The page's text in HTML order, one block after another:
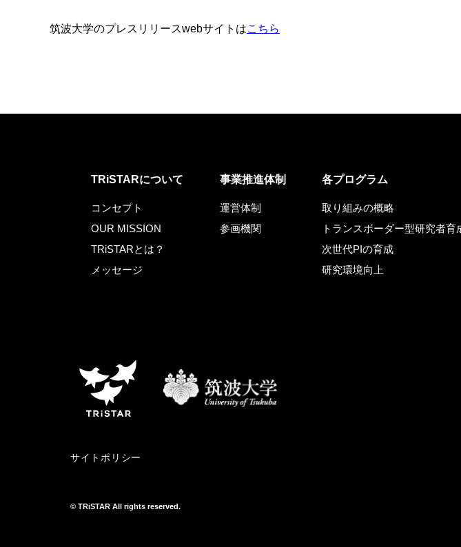
筑波大学のプレスリリースwebサイトはこちら
TRiSTARについて
コンセプト
OUR MISSION
TRiSTARとは？
メッセージ
事業推進体制
運営体制
参画機関
各プログラム
取り組みの概略
トランスボーダー型研究者育
次世代PIの育成
研究環境向上
サイトポリシー
© TRiSTAR All rights reserved.